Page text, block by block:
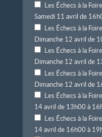
Les Échecs à la
Samedi 11 avril de
Les Échecs à la
Dimanche 12 avril de
Les Échecs à la
Dimanche 12 avril de
Les Échecs à la
Dimanche 12 avril de
Les Échecs à la
14 avril de 13h00 à
Les Échecs à la
14 avril de 16h00 à